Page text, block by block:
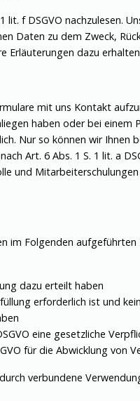
f DSGVO nachzulesen.
Daten zu dem Zweck,
Erläuterungen dazu
mit uns Kontakt
haben oder bei
Nur so können wir
Art. 6 Abs. 1 S. 1 lit. a
und
im Folgenden
dazu erteilt haben
erforderlich ist und
eine gesetzliche
für die Abwicklung von
verbundene